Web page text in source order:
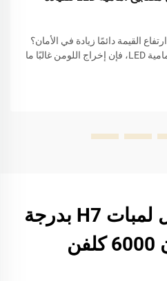
القيمة دائمًا زيادة في الأمان؟
عند البحث عن أفضل مصابيح أمامية LED، فإن إخراج اللومن غالبًا ما
لكن في الواقع...
آراء العملاء حول لمبات H7 بدرجة